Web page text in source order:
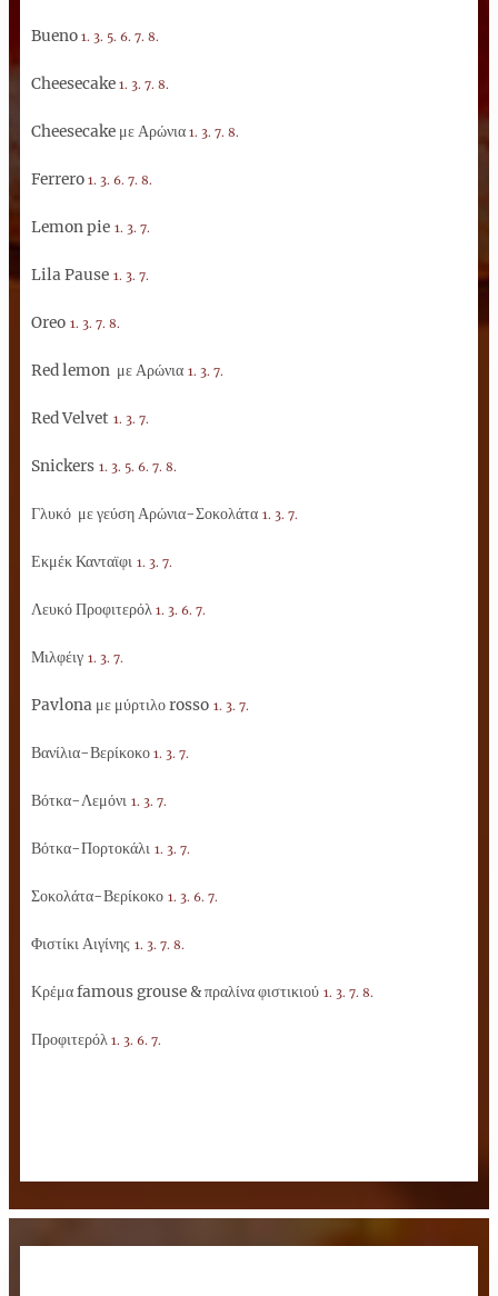
Bueno 1. 3. 5. 6. 7. 8.
Cheesecake 1. 3. 7. 8.
Cheesecake με Αρώνια 1. 3. 7. 8.
Ferrero 1. 3. 6. 7. 8.
Lemon pie 1. 3. 7.
Lila Pause 1. 3. 7.
Oreo 1. 3. 7. 8.
Red lemon με Αρώνια 1. 3. 7.
Red Velvet 1. 3. 7.
Snickers 1. 3. 5. 6. 7. 8.
Γλυκό με γεύση Αρώνια-Σοκολάτα 1. 3. 7.
Εκμέκ Κανταϊφι 1. 3. 7.
Λευκό Προφιτερόλ 1. 3. 6. 7.
Μιλφέιγ 1. 3. 7.
Pavlona με μύρτιλο rosso 1. 3. 7.
Βανίλια-Βερίκοκο 1. 3. 7.
Βότκα-Λεμόνι 1. 3. 7.
Βότκα-Πορτοκάλι 1. 3. 7.
Σοκολάτα-Βερίκοκο 1. 3. 6. 7.
Φιστίκι Αιγίνης 1. 3. 7. 8.
Κρέμα famous grouse & πραλίνα φιστικιού 1. 3. 7. 8.
Προφιτερόλ 1. 3. 6. 7.